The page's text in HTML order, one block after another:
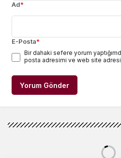
Ad*
E-Posta*
Bir dahaki sefere yorum
posta adresimi ve web site
Yorum Gönder